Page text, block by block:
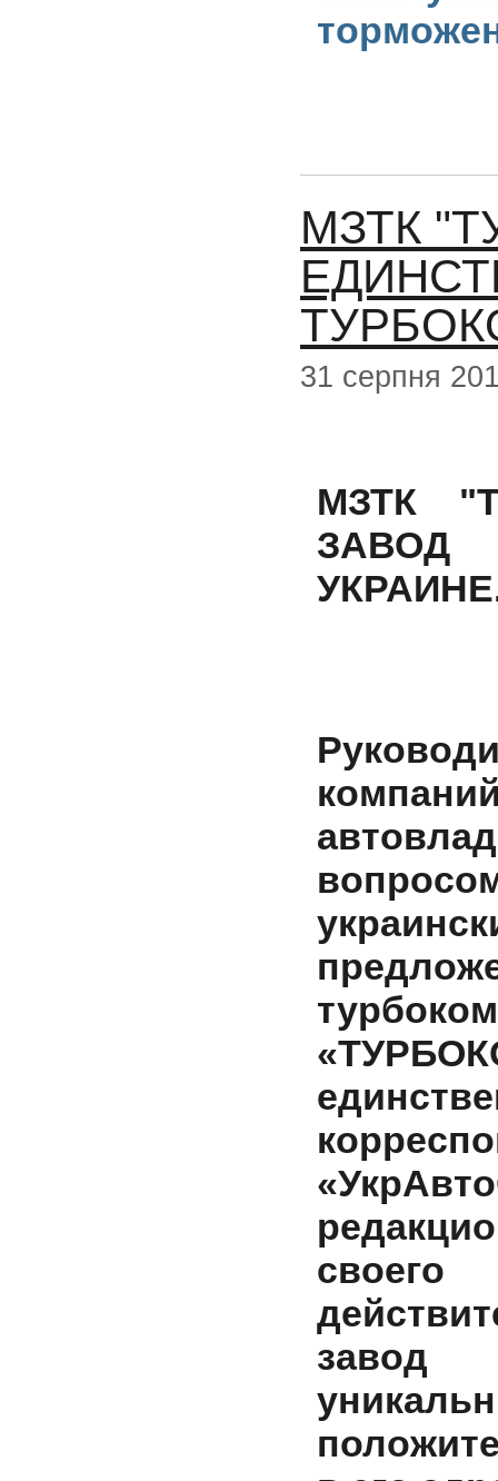
МЗТК
31 серпня
МЗТК
завод